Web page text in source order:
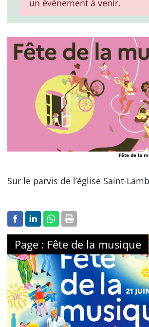
un événement à venir.
Fête de la
Sur le parvis de l’église Saint-
Page : Fête de la musique